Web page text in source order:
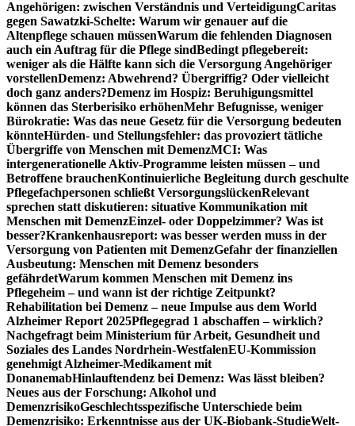
Angehörigen: zwischen Verständnis und VerteidigungCaritas
gegen Sawatzki-Schelte: Warum wir genauer auf die
Altenpflege schauen müssenWarum die fehlenden Diagnosen
auch ein Auftrag für die Pflege sindBedingt pflegebereit:
weniger als die Hälfte kann sich die Versorgung Angehöriger
vorstellenDemenz: Abwehrend? Übergriffig? Oder vielleicht
doch ganz anders?Demenz im Hospiz: Beruhigungsmittel
können das Sterberisiko erhöhenMehr Befugnisse, weniger
Bürokratie: Was das neue Gesetz für die Versorgung bedeuten
könnteHürden- und Stellungsfehler: das provoziert tätliche
Übergriffe von Menschen mit DemenzMCI: Was
intergenerationelle Aktiv-Programme leisten müssen – und
Betroffene brauchenKontinuierliche Begleitung durch geschulte
Pflegefachpersonen schließt VersorgungslückenRelevant
sprechen statt diskutieren: situative Kommunikation mit
Menschen mit DemenzEinzel- oder Doppelzimmer? Was ist
besser?Krankenhausreport: was besser werden muss in der
Versorgung von Patienten mit DemenzGefahr der finanziellen
Ausbeutung: Menschen mit Demenz besonders
gefährdetWarum kommen Menschen mit Demenz ins
Pflegeheim – und wann ist der richtige Zeitpunkt?
Rehabilitation bei Demenz – neue Impulse aus dem World
Alzheimer Report 2025Pflegegrad 1 abschaffen – wirklich?
Nachgefragt beim Ministerium für Arbeit, Gesundheit und
Soziales des Landes Nordrhein-WestfalenEU-Kommission
genehmigt Alzheimer-Medikament mit
DonanemabHinlauftendenz bei Demenz: Was lässt bleiben?
Neues aus der Forschung: Alkohol und
DemenzrisikoGeschlechtsspezifische Unterschiede beim
Demenzrisiko: Erkenntnisse aus der UK-Biobank-StudieWelt-